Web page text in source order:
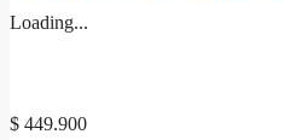
Loading...
$ 449.900